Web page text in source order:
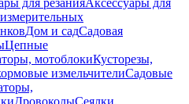
для резанияАксессуары для
Дом и садСадовая
Цепные
мотоблокиКусторезы,
измельчителиСадовые
ДровоколыСеялки,